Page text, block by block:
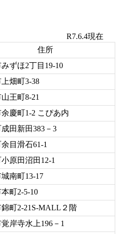
扱店 R7.6.4現在
住所
ずほ2丁目19-10
畑町3-38
王町8-21
慶町1-2 こぴあ内
田新田383－3
目滑石61-1
原田沼田12-1
南町13-17
町2-5-10
町2-21S-MALL２階
岸寺水上196－1